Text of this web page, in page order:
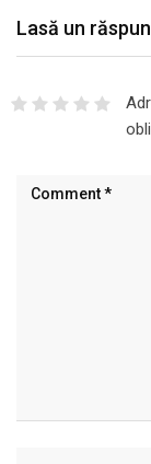
Lasă un